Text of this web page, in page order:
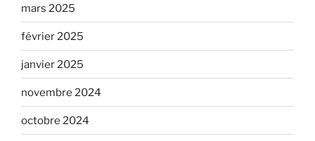
mars 2025
février 2025
janvier 2025
novembre 2024
octobre 2024